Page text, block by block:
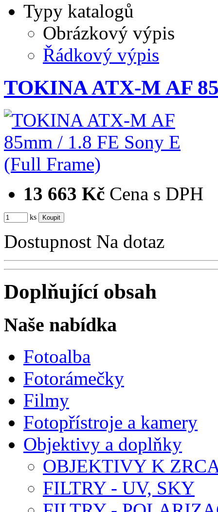
Typy katalogů
Obrázkový výpis
Řádkový výpis
TOKINA ATX-M AF
13 663 Kč Cena s DPH
ks
Dostupnost Na dotaz
Doplňující obsah
Naše nabídka
Fotoalba
Fotorámečky
Filmy
Fotopřístroje a kamery
Objektivy a doplňky
OBJEKTIVY K
FILTRY - UV, SKY